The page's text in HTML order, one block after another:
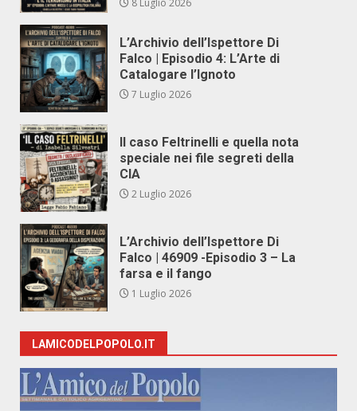
8 Luglio 2026
L’Archivio dell’Ispettore Di
Falco | Episodio 4: L’Arte di
Catalogare l’Ignoto
7 Luglio 2026
Il caso Feltrinelli e quella nota
speciale nei file segreti della
CIA
2 Luglio 2026
L’Archivio dell’Ispettore Di
Falco | 46909 -Episodio 3 – La
farsa e il fango
1 Luglio 2026
LAMICODELPOPOLO.IT